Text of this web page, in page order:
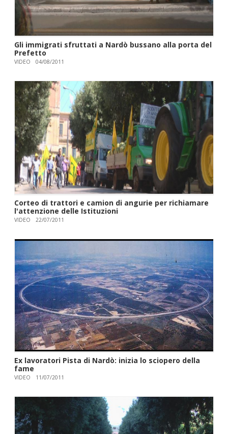
Gli immigrati sfruttati a Nardò bussano alla porta del
Prefetto
VIDEO 04/08/2011
Corteo di trattori e camion di angurie per richiamare
l'attenzione delle Istituzioni
VIDEO 22/07/2011
Ex lavoratori Pista di Nardò: inizia lo sciopero della
fame
VIDEO 11/07/2011